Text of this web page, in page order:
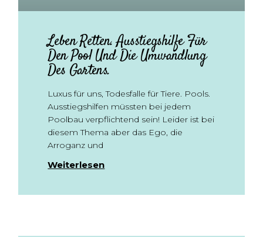
Leben Retten. Ausstiegshilfe Für
Den Pool Und Die Umwandlung
Des Gartens.
Luxus für uns, Todesfalle für Tiere. Pools.
Ausstiegshilfen müssten bei jedem
Poolbau verpflichtend sein! Leider ist bei
diesem Thema aber das Ego, die
Arroganz und
Weiterlesen